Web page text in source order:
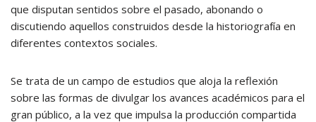
que disputan sentidos sobre el pasado, abonando o
discutiendo aquellos construidos desde la historiografía en
diferentes contextos sociales.
Se trata de un campo de estudios que aloja la reflexión
sobre las formas de divulgar los avances académicos para el
gran público, a la vez que impulsa la producción compartida